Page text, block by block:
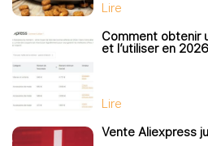
Lire
Comment obtenir
et l’utiliser en 2026
Lire
Vente Aliexpress